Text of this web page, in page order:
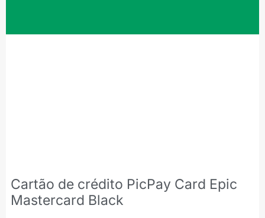
Cartão de crédito PicPay Card Epic
Mastercard Black